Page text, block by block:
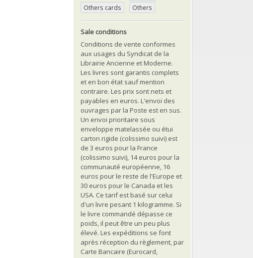
Others cards
Others
Sale conditions
Conditions de vente conformes
aux usages du Syndicat de la
Librairie Ancienne et Moderne.
Les livres sont garantis complets
et en bon état sauf mention
contraire. Les prix sont nets et
payables en euros. L'envoi des
ouvrages par la Poste est en sus.
Un envoi prioritaire sous
enveloppe matelassée ou étui
carton rigide (colissimo suivi) est
de 3 euros pour la France
(colissimo suivi), 14 euros pour la
communauté européenne, 16
euros pour le reste de l'Europe et
30 euros pour le Canada et les
USA. Ce tarif est basé sur celui
d'un livre pesant 1 kilogramme. Si
le livre commandé dépasse ce
poids, il peut être un peu plus
élevé. Les expéditions se font
après réception du règlement, par
Carte Bancaire (Eurocard,